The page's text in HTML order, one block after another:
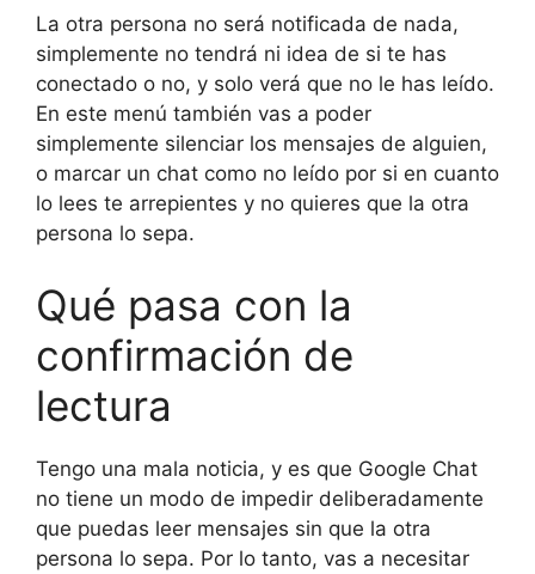
La otra persona no será notificada de nada,
simplemente no tendrá ni idea de si te has
conectado o no, y solo verá que no le has leído.
En este menú también vas a poder
simplemente silenciar los mensajes de alguien,
o marcar un chat como no leído por si en cuanto
lo lees te arrepientes y no quieres que la otra
persona lo sepa.
Qué pasa con la
confirmación de
lectura
Tengo una mala noticia, y es que Google Chat
no tiene un modo de impedir deliberadamente
que puedas leer mensajes sin que la otra
persona lo sepa. Por lo tanto, vas a necesitar